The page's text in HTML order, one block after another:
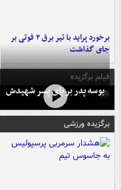
برخورد پراید با تیر برق ۲ فوتی بر
جای گذاشت
فیلم برگزیده
بوسه‌ پدر بر پای پسر شهیدش
برگزیده ورزشی